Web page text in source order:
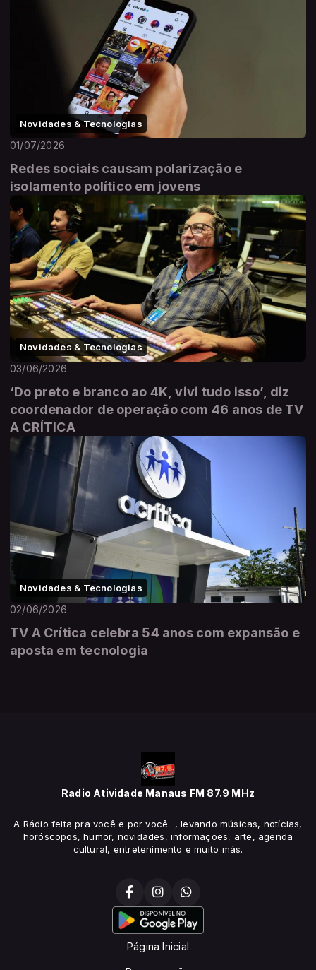
Novidades & Tecnologias
01/07/2026
Redes sociais causam polarização e
isolamento político em jovens
Novidades & Tecnologias
03/06/2026
‘Do preto e branco ao 4K, vivi tudo isso’, diz
coordenador de operação com 46 anos de TV
A CRÍTICA
Novidades & Tecnologias
02/06/2026
TV A Crítica celebra 54 anos com expansão e
aposta em tecnologia
Radio Atividade Manaus FM 87.9 MHz
A Rádio feita pra você e por você..., levando músicas, notícias,
horóscopos, humor, novidades, informações, arte, agenda
cultural, entretenimento e muito más.
Página Inicial